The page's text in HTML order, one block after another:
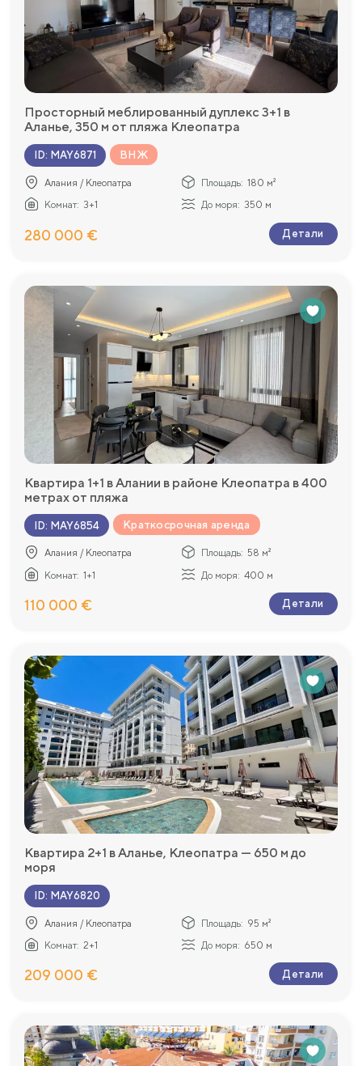
Просторный меблированный дуплекс 3+1 в
Аланье, 350 м от пляжа Клеопатра
ID: MAY6871 ВНЖ
Алания / Клеопатра Площадь: 180 м²
Комнат: 3+1 До моря: 350 м
280 000 € Детали
Квартира 1+1 в Алании в районе Клеопатра в 400
метрах от пляжа
ID: MAY6854 Краткосрочная аренда
Алания / Клеопатра Площадь: 58 м²
Комнат: 1+1 До моря: 400 м
110 000 € Детали
Квартира 2+1 в Аланье, Клеопатра — 650 м до
моря
ID: MAY6820
Алания / Клеопатра Площадь: 95 м²
Комнат: 2+1 До моря: 650 м
209 000 € Детали